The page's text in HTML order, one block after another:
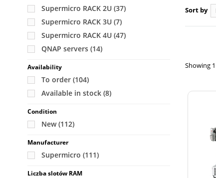
Supermicro RACK 2U (37)
Supermicro RACK 3U (7)
Supermicro RACK 4U (47)
QNAP servers (14)
Availability
To order (104)
Available in stock (8)
Condition
New(112)
Manufacturer
Supermicro (111)
Liczba slotów RAM
Sort by
Showing